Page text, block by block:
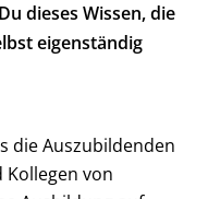
dieses Wissen, die
eigenständig
die Auszubildenden
von